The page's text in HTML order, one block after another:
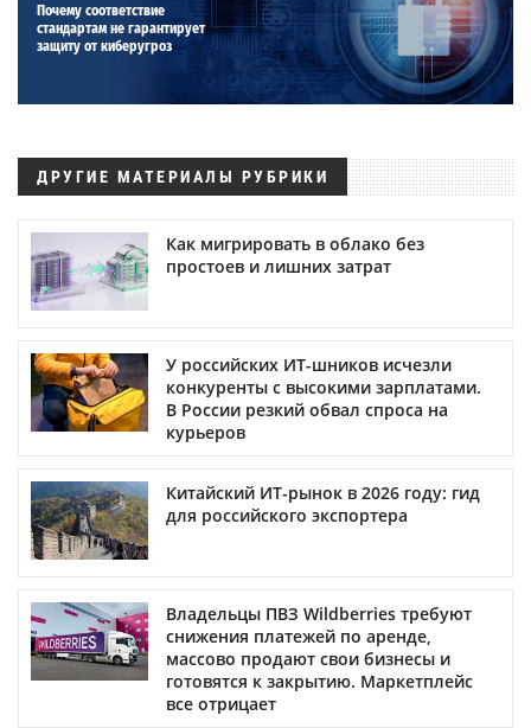
Почему соответствие
стандартам не гарантирует
защиту от киберугроз
ДРУГИЕ МАТЕРИАЛЫ РУБРИКИ
Как мигрировать в облако без
простоев и лишних затрат
У российских ИТ-шников исчезли
конкуренты с высокими зарплатами.
В России резкий обвал спроса на
курьеров
Китайский ИТ-рынок в 2026 году: гид
для российского экспортера
Владельцы ПВЗ Wildberries требуют
снижения платежей по аренде,
массово продают свои бизнесы и
готовятся к закрытию. Маркетплейс
все отрицает